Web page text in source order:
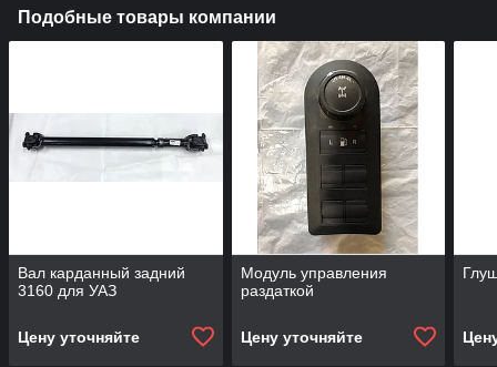
Подобные товары компании
Вал карданный задний
3160 для УАЗ
Цену уточняйте
Модуль управления
раздаткой
Цену уточняйте